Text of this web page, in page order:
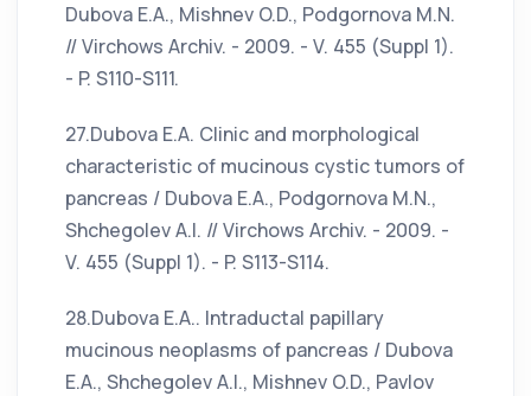
Dubova E.A., Mishnev O.D., Podgornova M.N.
// Virchows Archiv. - 2009. - V. 455 (Suppl 1).
- P. S110-S111.
27.Dubova E.A. Clinic and morphological
characteristic of mucinous cystic tumors of
pancreas / Dubova E.A., Podgornova M.N.,
Shchegolev A.I. // Virchows Archiv. - 2009. -
V. 455 (Suppl 1). - P. S113-S114.
28.Dubova E.A.. Intraductal papillary
mucinous neoplasms of pancreas / Dubova
E.A., Shchegolev A.I., Mishnev O.D., Pavlov